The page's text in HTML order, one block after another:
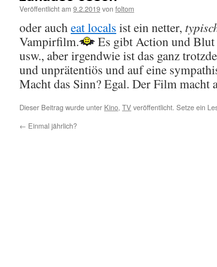
Veröffentlicht am 9.2.2019von foltom
oder aucheat locals ist ein netter,
Vampirfilm.
Es gibt Action und
usw., aber irgendwie ist das ganz
und unprätentiös und auf eine
Macht das Sinn? Egal. Der Film macht
Dieser Beitrag wurde unter Kino, TV veröffentlicht. Setze ein
← Einmal jährlich?